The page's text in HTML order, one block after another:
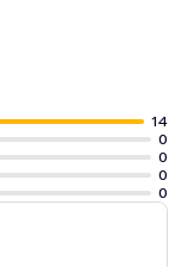
14
0
0
0
0